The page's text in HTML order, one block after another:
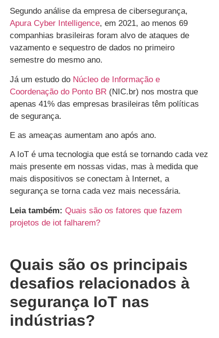
Segundo análise da empresa de cibersegurança,
Apura Cyber Intelligence, em 2021, ao menos 69
companhias brasileiras foram alvo de ataques de
vazamento e sequestro de dados no primeiro
semestre do mesmo ano.
Já um estudo do Núcleo de Informação e
Coordenação do Ponto BR (NIC.br) nos mostra que
apenas 41% das empresas brasileiras têm políticas
de segurança.
E as ameaças aumentam ano após ano.
A IoT é uma tecnologia que está se tornando cada vez
mais presente em nossas vidas, mas à medida que
mais dispositivos se conectam à Internet, a
segurança se torna cada vez mais necessária.
Leia também: Quais são os fatores que fazem
projetos de iot falharem?
Quais são os principais
desafios relacionados à
segurança IoT nas
indústrias?